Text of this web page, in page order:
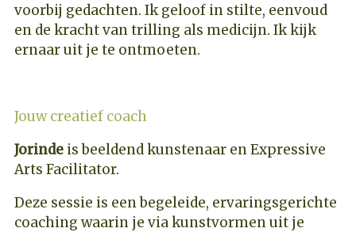
voorbij gedachten. Ik geloof in stilte, eenvoud
en de kracht van trilling als medicijn. Ik kijk
ernaar uit je te ontmoeten.
Jouw creatief coach
Jorinde is beeldend kunstenaar en Expressive
Arts Facilitator.
Deze sessie is een begeleide, ervaringsgerichte
coaching waarin je via kunstvormen uit je